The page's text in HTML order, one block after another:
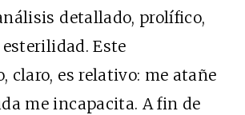
detallado, prolífico,
Este
claro, es relativo: me atañe
me incapacita. A fin de